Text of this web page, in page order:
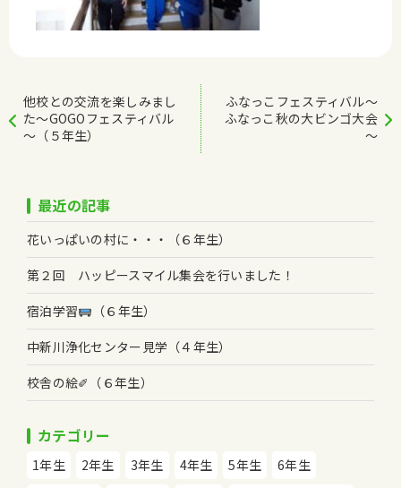
他校との交流を楽しみまし
た～GOGOフェスティバル
～（５年生）
ふなっこフェスティバル～
ふなっこ秋の大ビンゴ大会
～
最近の記事
花いっぱいの村に・・・（６年生）
第２回 ハッピースマイル集会を行いました！
宿泊学習
（６年生）
中新川浄化センター見学（４年生）
校舎の絵✐（６年生）
カテゴリー
1年生 2年生 3年生 4年生 5年生
6年生